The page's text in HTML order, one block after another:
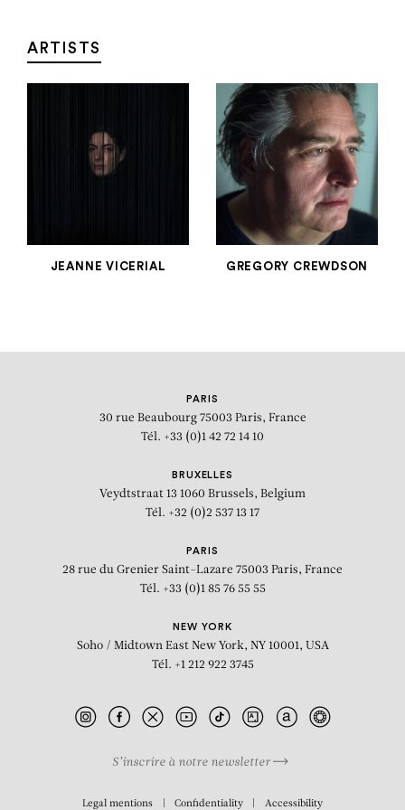
GROUP SHOW
BEAUTÉS
ARTISTS
JEANNE VICERIAL GREGORY CREWDSON
PARIS
30 rue Beaubourg 75003 Paris, France
Tél. +33 (0)1 42 72 14 10
BRUXELLES
Veydtstraat 13 1060 Brussels, Belgium
Tél. +32 (0)2 537 13 17
PARIS
28 rue du Grenier Saint-Lazare 75003 Paris, France
Tél. +33 (0)1 85 76 55 55
NEW YORK
Soho / Midtown East New York, NY 10001, USA
Tél. +1 212 922 3745
S’inscrire à notre newsletter
Legal mentions Confidentiality Accessibility